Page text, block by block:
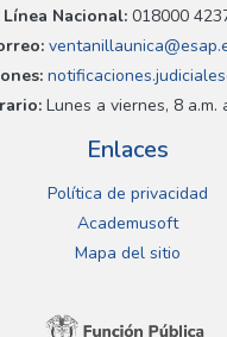
Línea Nacional: 018000
Lunes a viernes, 8 a.m.
Enlaces
Política de privacidad
Academusoft
Mapa del sitio